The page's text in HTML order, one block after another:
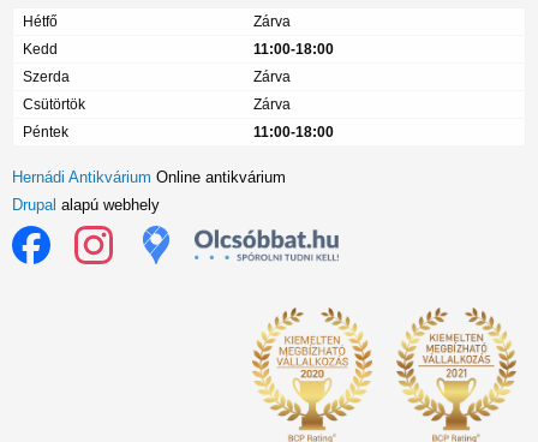
Hétfő
Zárva
Kedd
11:00-18:00
Szerda
Zárva
Csütörtök
Zárva
Péntek
11:00-18:00
Hernádi Antikvárium Online antikvárium
Drupal alapú webhely